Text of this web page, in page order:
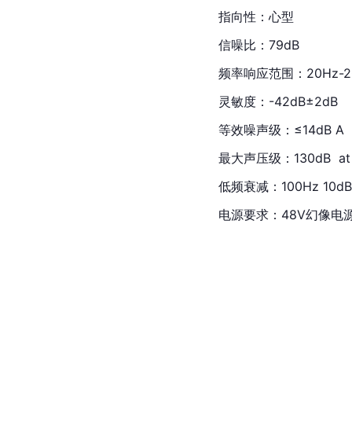
指向性：心型
信噪比：79dB
频率响应范围 ：20Hz-
灵敏度：-42dB±2dB
等效噪声级：≤14dB A
最大声压级 ：130dB
低频衰减：100Hz
电源要求：48V幻像电